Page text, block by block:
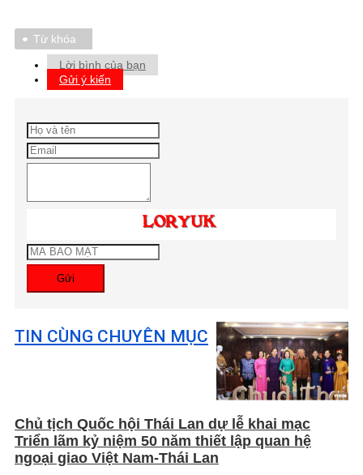
Từ khóa
Lời bình của bạn
Gửi ý kiến
Gửi
TIN CÙNG CHUYÊN MỤC
Chủ tịch Quốc hội Thái Lan dự lễ khai mạc
Triển lãm kỷ niệm 50 năm thiết lập quan hệ
ngoại giao Việt Nam-Thái Lan